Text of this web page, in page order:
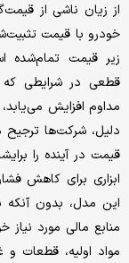
از زیان ناشی از
خودرو با قیمت
زیر قیمت تمام‌شده
قطعی در شرایطی که
مداوم افزایش
دلیل، شرکت‌ها ترجیح
قیمت در آینده را
ابزاری برای کاهش
این مدل، بدون آنکه
منابع مالی مورد
مواد اولیه، قطعات